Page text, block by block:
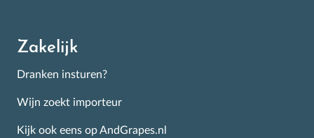
Zakelijk
Dranken insturen?
Wijn zoekt importeur
Kijk ook eens op AndGrapes.nl
Inschrijven